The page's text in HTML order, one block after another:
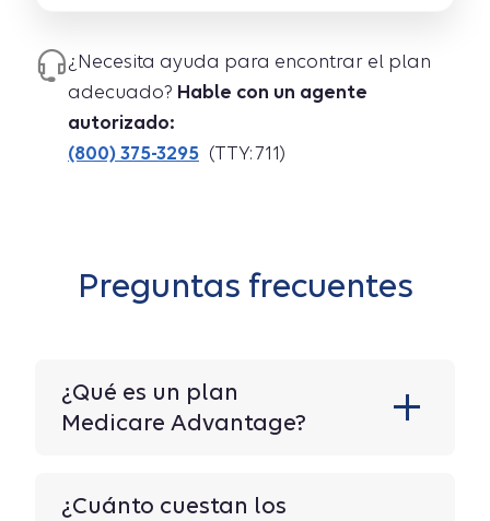
¿Necesita ayuda para encontrar el plan
adecuado? Hable con un agente
autorizado:
(800) 375-3295 (TTY: 711)
Preguntas frecuentes
¿Qué es un plan
Medicare Advantage?
¿Cuánto cuestan los